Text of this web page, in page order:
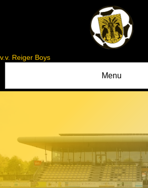
v.v. Reiger Boys
Menu